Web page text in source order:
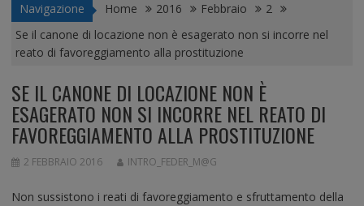
Navigazione Home 2016 Febbraio
2
Se il canone di locazione non è esagerato non si incorre nel
reato di favoreggiamento alla prostituzione
SE IL CANONE DI LOCAZIONE NON È
ESAGERATO NON SI INCORRE NEL REATO DI
FAVOREGGIAMENTO ALLA PROSTITUZIONE
2 FEBBRAIO 2016 INTRO_FEDER_M@G
Non sussistono i reati di favoreggiamento e sfruttamento della